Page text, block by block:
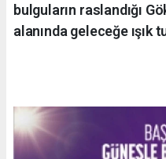
bulguların raslandığı
alanında geleceğe